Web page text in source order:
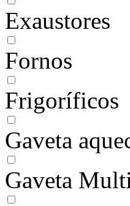
Exaustores
Fornos
Frigoríficos
Gaveta
Gaveta